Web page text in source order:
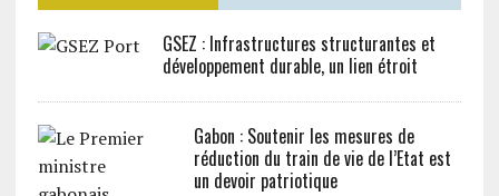
GSEZ : Infrastructures structurantes et
développement durable, un lien étroit
Gabon : Soutenir les mesures de
réduction du train de vie de l’Etat est
un devoir patriotique